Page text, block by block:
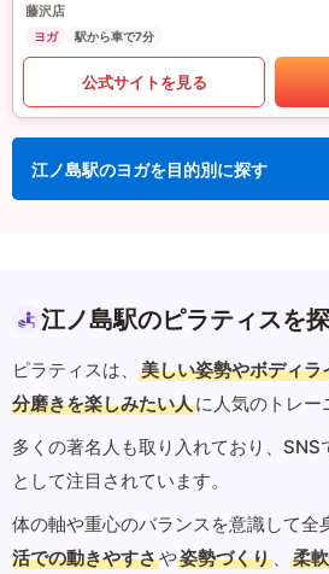
藤沢店
ヨガ 駅から車で7分
公式サイトを見る
江ノ島駅のヨガを目的別に探す
江ノ島駅のピラティスを
ピラティスは、 美しい姿勢やボディ
分磨きを楽しみたい人に人気のトレー
多くの著名人も取り入れており、SNS
として注目されています。
体の軸や重心のバランスを意識して全
活での動きやすさや姿勢づくり 、 柔